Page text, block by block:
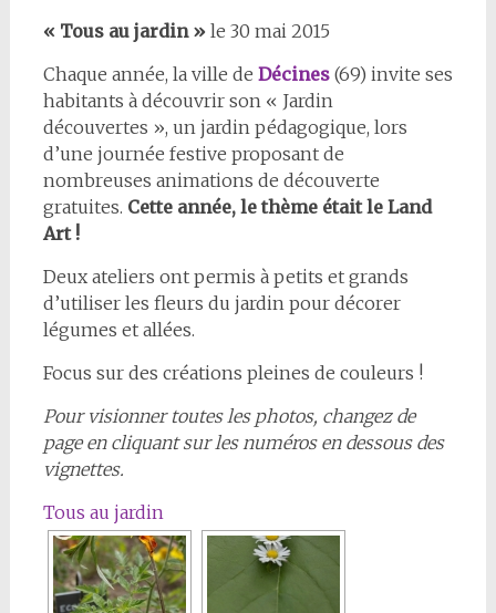
« Tous au jardin »le 30 mai 2015
Chaque année, la ville de Décines(69) invite ses
habitants à découvrir son « Jardin
découvertes », un jardin pédagogique, lors
d’une journée festive proposant de
nombreuses animations de découverte
gratuites. Cette année, le thème était le Land
Art !
Deux ateliers ont permis à petits et grands
d’utiliser les fleurs du jardin pour décorer
légumes et allées.
Focus sur des créations pleines de couleurs !
Pour visionner toutes les photos, changez de
page en cliquant sur les numéros en dessous des
vignettes.
Tous au jardin